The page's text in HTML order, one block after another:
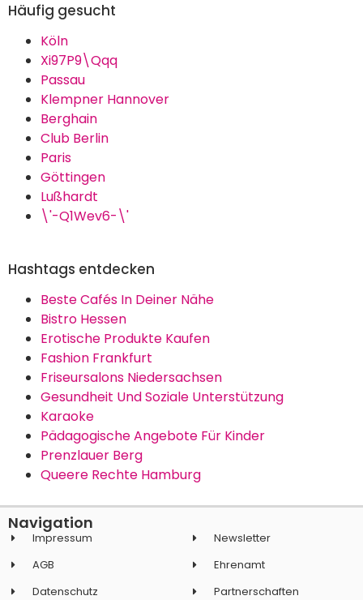
Häufig gesucht
Köln
Xi97P9\Qqq
Passau
Klempner Hannover
Berghain
Club Berlin
Paris
Göttingen
Lußhardt
\'-Q1Wev6-\'
Hashtags entdecken
Beste Cafés In Deiner Nähe
Bistro Hessen
Erotische Produkte Kaufen
Fashion Frankfurt
Friseursalons Niedersachsen
Gesundheit Und Soziale Unterstützung
Karaoke
Pädagogische Angebote Für Kinder
Prenzlauer Berg
Queere Rechte Hamburg
Navigation
Impressum
AGB
Datenschutz
Newsletter
Ehrenamt
Partnerschaften